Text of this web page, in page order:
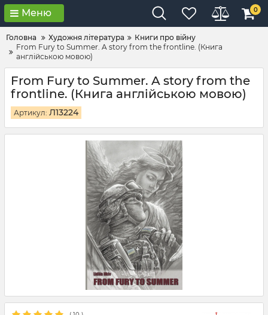
Меню 0
Головна Художня література
Книги про війну
From Fury to Summer. A story from the frontline. (Книга
англійською мовою)
From Fury to Summer. A story from the
frontline. (Книга англійською мовою)
Артикул: Л13224